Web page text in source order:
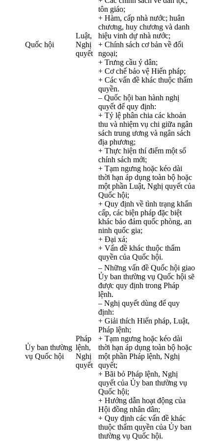
Quốc hội
Luật,
Nghị
quyết
tôn giáo;
+ Hàm, cấp nhà nước; huân
chương, huy chương và danh
hiệu vinh dự nhà nước;
+ Chính sách cơ bản về đối
ngoại;
+ Trưng cầu ý dân;
+ Cơ chế bảo vệ Hiến pháp;
+ Các vấn đề khác thuộc thẩm
quyền.
– Quốc hội ban hành nghị
quyết để quy định:
+ Tỷ lệ phân chia các khoản
thu và nhiệm vụ chi giữa ngân
sách trung ương và ngân sách
địa phương;
+ Thực hiện thí điểm một số
chính sách mới;
+ Tạm ngưng hoặc kéo dài
thời hạn áp dụng toàn bộ hoặc
một phần Luật, Nghị quyết của
Quốc hội;
+ Quy định về tình trạng khẩn
cấp, các biện pháp đặc biệt
khác bảo đảm quốc phòng, an
ninh quốc gia;
+ Đại xá;
+ Vấn đề khác thuộc thẩm
quyền của Quốc hội.
Ủy ban thường
vụ Quốc hội
Pháp
lệnh,
Nghị
quyết
– Những vấn đề Quốc hội giao
Ủy ban thường vụ Quốc hội sẽ
được quy định trong Pháp
lệnh.
– Nghị quyết dùng để quy
định:
+ Giải thích Hiến pháp, Luật,
Pháp lệnh;
+ Tạm ngưng hoặc kéo dài
thời hạn áp dụng toàn bộ hoặc
một phần Pháp lệnh, Nghị
quyết;
+ Bãi bỏ Pháp lệnh, Nghị
quyết của Ủy ban thường vụ
Quốc hội;
+ Hướng dẫn hoạt động của
Hội đồng nhân dân;
+ Quy định các vấn đề khác
thuộc thẩm quyền của Ủy ban
thường vụ Quốc hội.